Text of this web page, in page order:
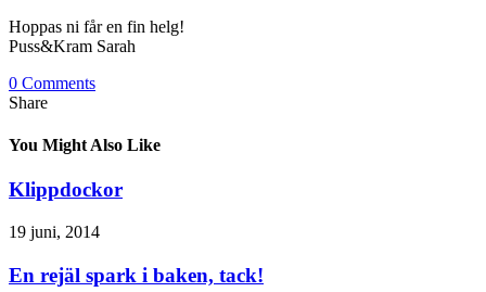
Hoppas ni får en fin helg!
Puss&Kram Sarah
0 Comments
Share
You Might Also Like
Klippdockor
19 juni, 2014
En rejäl spark i baken, tack!